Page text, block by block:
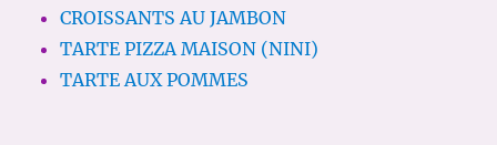
CROISSANTS AU JAMBON
TARTE PIZZA MAISON (NINI)
TARTE AUX POMMES